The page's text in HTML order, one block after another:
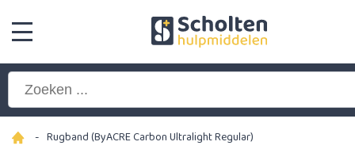
- Rugband (ByACRE Carbon Ultralight Regular)